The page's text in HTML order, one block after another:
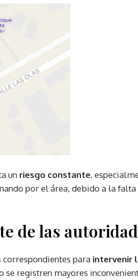
un riesgo constante,
por el área, debido a la falta
de las
para intervenir
se registren mayores